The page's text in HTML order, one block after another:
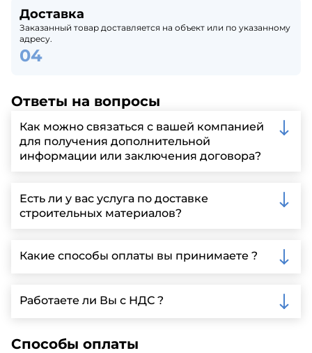
Доставка
Заказанный товар доставляется на объект или по указанному
адресу.
Ответы на вопросы
Как можно связаться с вашей компанией
для получения дополнительной
информации или заключения договора?
запрос через нашу официальную почту или
заполнить форму на нашем сайте для более
детальной информации и организации встречи.
Есть ли у вас услуга по доставке
строительных материалов?
Ленинградской области, у нас собственный
автопарк, для обеспечения быстрой и надежной
Какие способы оплаты вы принимаете ?
включая наличные, банковские переводы,
кредитные карты. Подробную информацию о
Работаете ли Вы с НДС ?
налогообложения, т.е с НДС 20%
Способы оплаты